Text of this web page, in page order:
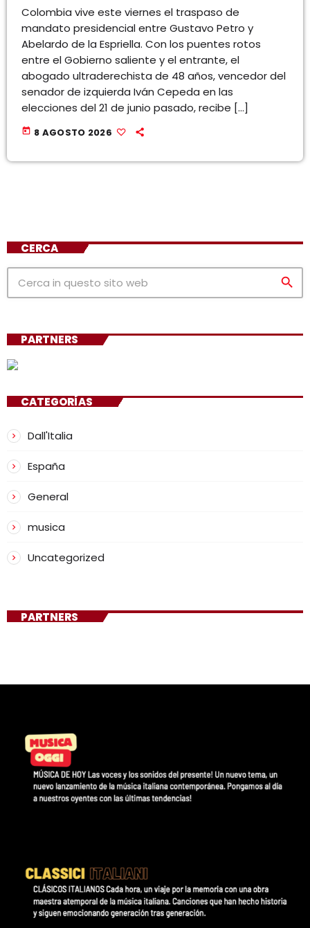
Colombia vive este viernes el traspaso de
mandato presidencial entre Gustavo Petro y
Abelardo de la Espriella. Con los puentes rotos
entre el Gobierno saliente y el entrante, el
abogado ultraderechista de 48 años, vencedor del
senador de izquierda Iván Cepeda en las
elecciones del 21 de junio pasado, recibe […]
today 8 AGOSTO 2026
CERCA
search
PARTNERS
CATEGORÍAS
Dall'Italia
España
General
musica
Uncategorized
PARTNERS